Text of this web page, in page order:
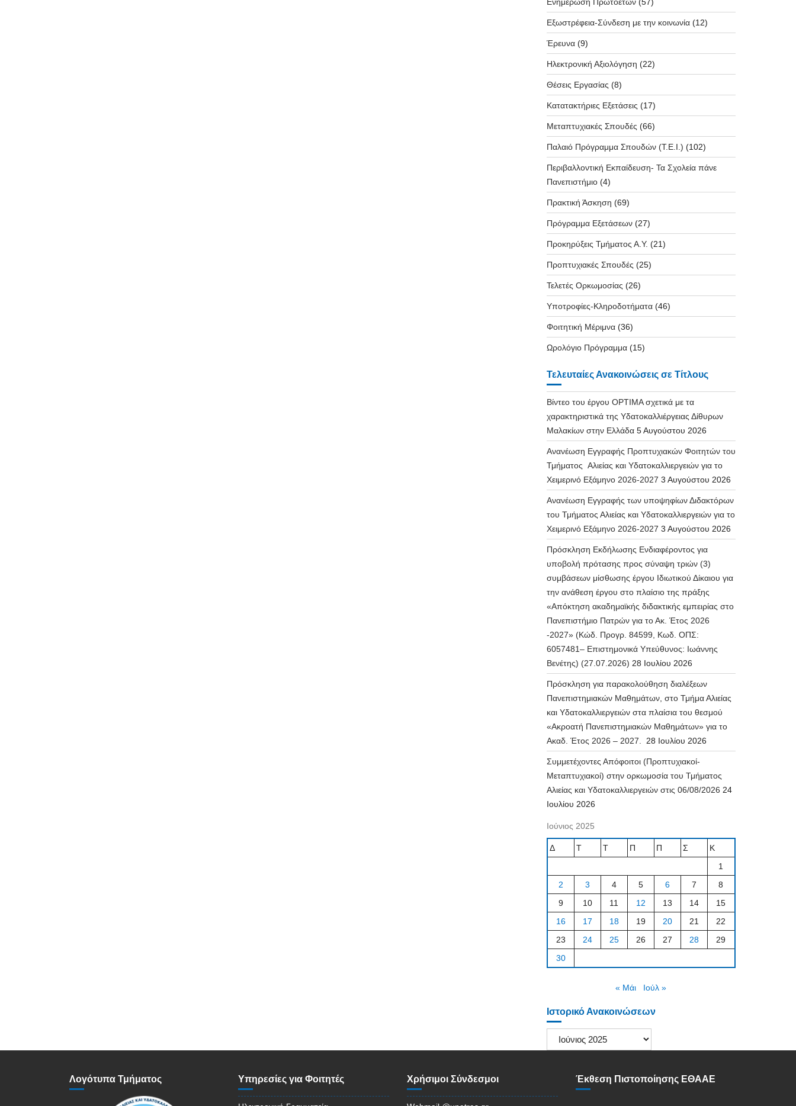
Ενημέρωση Πρωτοετών(57)
Εξωστρέφεια-Σύνδεση με την κοινωνία(12)
Έρευνα(9)
Ηλεκτρονική Αξιολόγηση (22)
Θέσεις Εργασίας (8)
Κατατακτήριες Εξετάσεις (17)
Μεταπτυχιακές Σπουδές (66)
Παλαιό Πρόγραμμα Σπουδών (T.E.I.) (102)
Περιβαλλοντική Εκπαίδευση- Τα Σχολεία πάνε
Πανεπιστήμιο(4)
Πρακτική Άσκηση (69)
Πρόγραμμα Εξετάσεων(27)
Προκηρύξεις Τμήματος Α.Υ. (21)
Προπτυχιακές Σπουδές (25)
Τελετές Ορκωμοσίας (26)
Υποτροφίες-Κληροδοτήματα(46)
Φοιτητική Μέριμνα(36)
Ωρολόγιο Πρόγραμμα(15)
Τελευταίες Ανακοινώσεις σε Τίτλους
Βίντεο του έργου OPTIMA σχετικά με τα
χαρακτηριστικά της Υδατοκαλλιέργειας Δίθυρων
Μαλακίων στην Ελλάδα 5 Αυγούστου 2026
Ανανέωση Εγγραφής Προπτυχιακών Φοιτητών του
Τμήματος Αλιείας και Υδατοκαλλιεργειών για το
Χειμερινό Εξάμηνο 2026-2027 3 Αυγούστου 2026
Ανανέωση Εγγραφής των υποψηφίων Διδακτόρων
του Τμήματος Αλιείας και Υδατοκαλλιεργειών για το
Χειμερινό Εξάμηνο 2026-2027 3 Αυγούστου 2026
Πρόσκληση Εκδήλωσης Ενδιαφέροντος για
υποβολή πρότασης προς σύναψη τριών (3)
συμβάσεων μίσθωσης έργου Ιδιωτικού Δίκαιου για
την ανάθεση έργου στο πλαίσιο της πράξης
«Απόκτηση ακαδημαϊκής διδακτικής εμπειρίας στο
Πανεπιστήμιο Πατρών για το Ακ. Έτος 2026
-2027» (Κώδ. Προγρ. 84599, Κωδ. ΟΠΣ:
6057481– Επιστημονικά Υπεύθυνος: Ιωάννης
Βενέτης) (27.07.2026) 28 Ιουλίου 2026
Πρόσκληση για παρακολούθηση διαλέξεων
Πανεπιστημιακών Μαθημάτων, στο Τμήμα Αλιείας
και Υδατοκαλλιεργειών στα πλαίσια του θεσμού
«Ακροατή Πανεπιστημιακών Μαθημάτων» για το
Ακαδ. Έτος 2026 – 2027. 28 Ιουλίου 2026
Συμμετέχοντες Απόφοιτοι (Προπτυχιακοί-
Μεταπτυχιακοί) στην ορκωμοσία του Τμήματος
Αλιείας και Υδατοκαλλιεργειών στις 06/08/2026 24
Ιουλίου 2026
Ιούνιος 2025
Δ Τ Τ Π Π Σ
Κ
1
2
3 4 5 6 7
8
9
10 11 12 13 14
15
16
17 18 19 20 21
22
23
24 25 26 27 28
29
30
« Μάι Ιούλ »
Ιστορικό Ανακοινώσεων
Ιστορικό
Ανακοινώσεων
Λογότυπα Τμήματος Υπηρεσίες για Φοιτητές Χρήσιμοι Σύνδεσμοι Έκθεση Πιστοποίησης ΕΘΑΑΕ